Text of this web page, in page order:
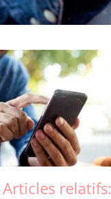
Articles relatifs: